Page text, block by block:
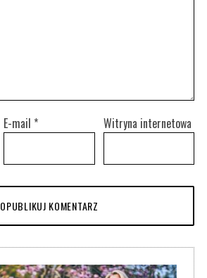
E-mail * Witryna internetowa